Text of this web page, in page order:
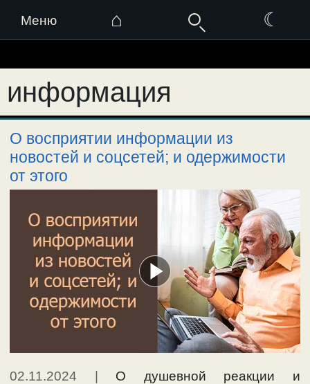
Меню ⌂ ☾
к
содержимому
информация
О восприятии информации из
новостей и соцсетей; и одержимости
от этого
02.11.2024 | О душевной реакции и